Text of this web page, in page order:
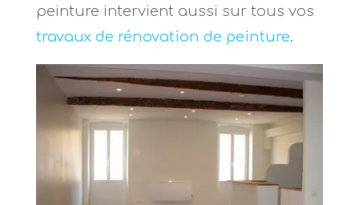
peinture intervient aussi sur tous vos
travaux de rénovation de peinture.